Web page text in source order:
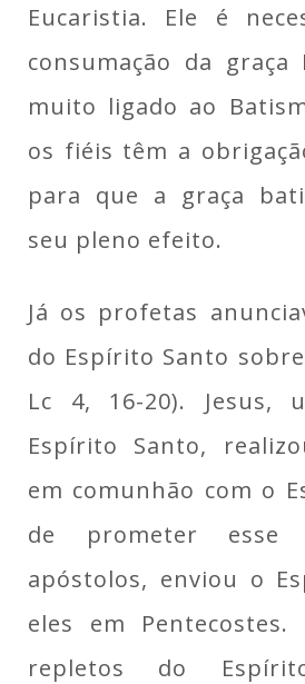
Eucaristia. Ele é
consumação da graça
muito ligado ao
os fiéis têm a
para que a graça
seu pleno efeito.
Já os profetas
do Espírito Santo
Lc 4, 16-20). Jesus,
Espírito Santo,
em comunhão com o
de prometer esse
apóstolos, enviou o
eles em Pentecostes.
repletos do